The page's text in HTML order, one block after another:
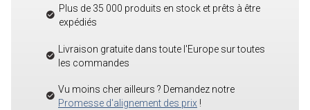
Plus de 35 000 produits en stock et prêts à être
expédiés
Livraison gratuite dans toute l'Europe sur toutes
les commandes
Vu moins cher ailleurs ? Demandez notre
Promesse d'alignement des prix !